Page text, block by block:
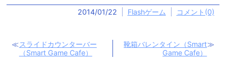
2014/01/22 Flashゲーム コメント(0)
スライドカウンターバー
（Smart Game Cafe）
靴箱バレンタイン（Smart
Game Cafe）